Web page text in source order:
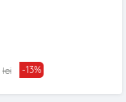
lei -13%